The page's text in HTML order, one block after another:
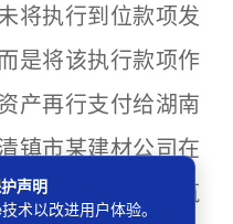
将执行到位款项发
是将该执行款项作
产再行支付给湖南
镇市某建材公司在
中所欠湖南某建筑
声明
术以改进用户体验。